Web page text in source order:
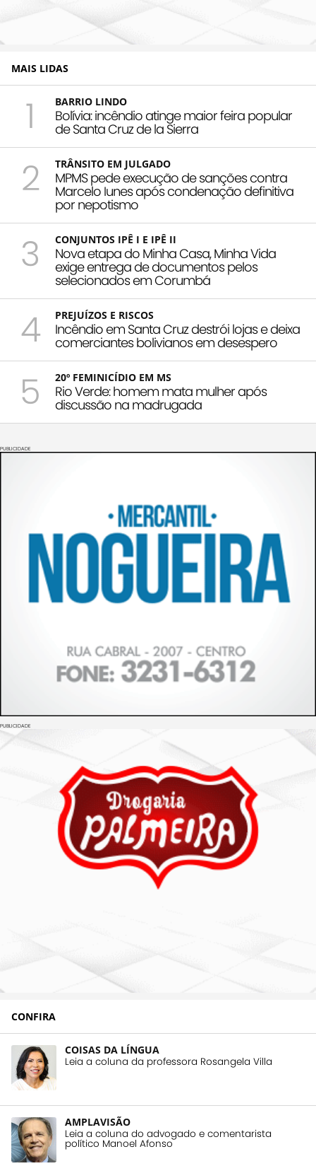
MAIS LIDAS
1 BARRIO LINDO
Bolívia: incêndio atinge maior feira popular
de Santa Cruz de la Sierra
2 TRÂNSITO EM JULGADO
MPMS pede execução de sanções contra
Marcelo Iunes após condenação definitiva
por nepotismo
3 CONJUNTOS IPÊ I E IPÊ II
Nova etapa do Minha Casa, Minha Vida
exige entrega de documentos pelos
selecionados em Corumbá
4 PREJUÍZOS E RISCOS
Incêndio em Santa Cruz destrói lojas e deixa
comerciantes bolivianos em desespero
5 20º FEMINICÍDIO EM MS
Rio Verde: homem mata mulher após
discussão na madrugada
PUBLICIDADE
PUBLICIDADE
CONFIRA
COISAS DA LÍNGUA
Leia a coluna da professora Rosangela Villa
AMPLAVISÃO
Leia a coluna do advogado e comentarista
político Manoel Afonso